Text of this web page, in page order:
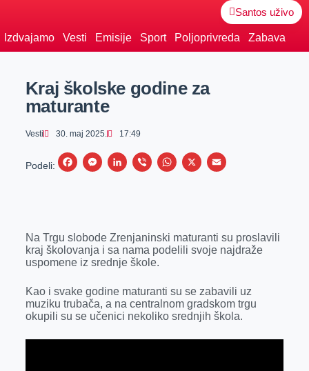
Santos uživo
Izdvajamo Vesti Emisije Sport Poljoprivreda Zabava
Kraj školske godine za
maturante
Vesti 30. maj 2025. 17:49
Podeli:
F
b
o
k
M
e
n
e
r
L
e
d
n
V
r
W
s
p
X
E
l
Na Trgu slobode Zrenjaninski maturanti su proslavili
kraj školovanja i sa nama podelili svoje najdraže
uspomene iz srednje škole.
Kao i svake godine maturanti su se zabavili uz
muziku trubača, a na centralnom gradskom trgu
okupili su se učenici nekoliko srednjih škola.